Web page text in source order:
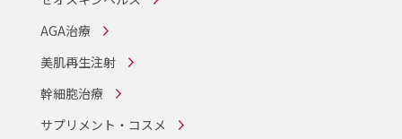
AGA治療
美肌再生注射
幹細胞治療
サプリメント・コスメ